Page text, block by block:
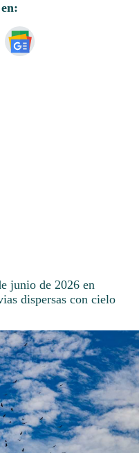
junio de 2026 en
dispersas con cielo